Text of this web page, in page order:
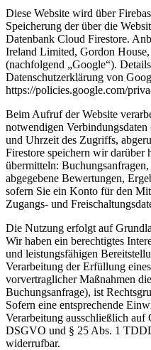
Diese Website wird über
Speicherung der über die
Datenbank Cloud Firestore.
Ireland Limited, Gordon
(nachfolgend „Google“).
Datenschutzerklärung von
https://policies.google.com/
Beim Aufruf der Website
notwendigen
und Uhrzeit des Zugriffs,
Firestore speichern wir darüber
übermitteln:
abgegebene Bewertungen,
sofern Sie ein Konto für den
Zugangs- und
Die Nutzung erfolgt auf
Wir haben ein berechtigtes
und leistungsfähigen
Verarbeitung der Erfüllung
vorvertraglicher Maßnahmen
Buchungsanfrage), ist
Sofern eine entsprechende
Verarbeitung ausschließlich
DSGVO und § 25 Abs. 1
widerrufbar.